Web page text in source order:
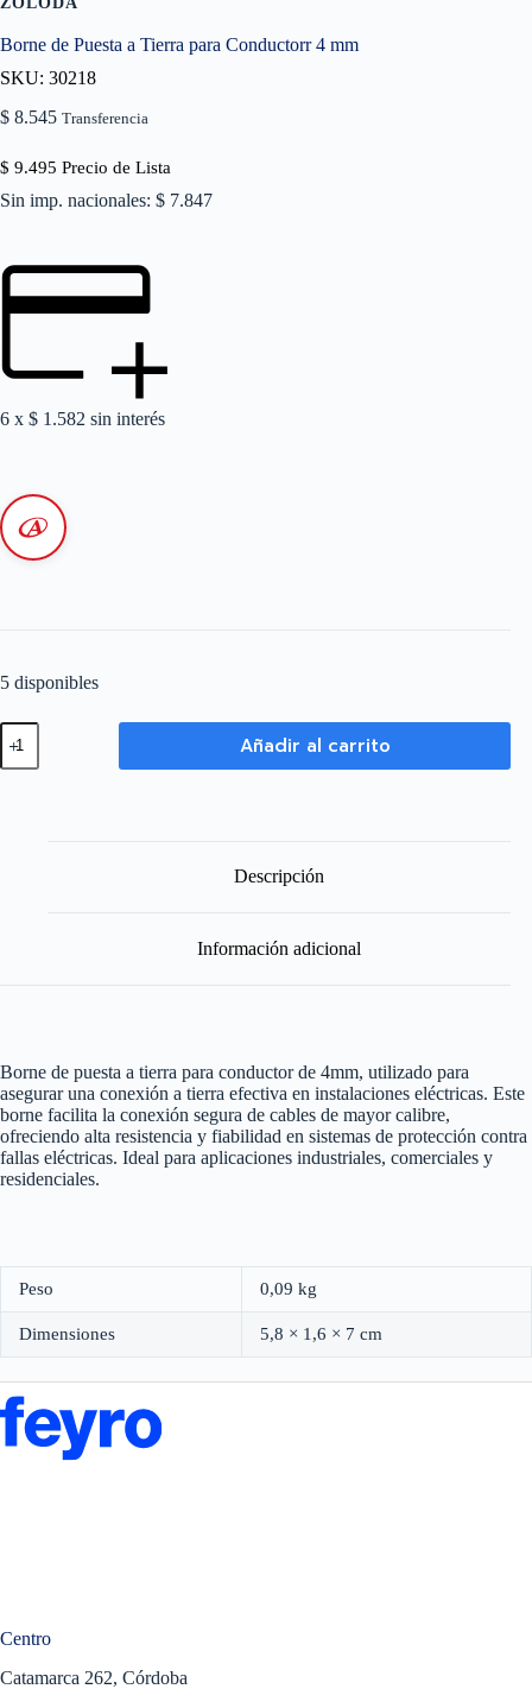
Borne de Puesta a Tierra para Conductorr 4 mm
SKU: 30218
$ 8.545 Transferencia
$ 9.495 Precio de Lista
Sin imp. nacionales: $ 7.847
6 x $ 1.582 sin interés
5 disponibles
Borne
de
Puesta
cantidad
Añadir al carrito
Descripción
Información adicional
Borne de puesta a tierra para conductor de 4mm, utilizado para
asegurar una conexión a tierra efectiva en instalaciones eléctricas. Este
borne facilita la conexión segura de cables de mayor calibre,
ofreciendo alta resistencia y fiabilidad en sistemas de protección contra
fallas eléctricas. Ideal para aplicaciones industriales, comerciales y
residenciales.
Peso 0,09 kg
Dimensiones 5,8 × 1,6 × 7 cm
Centro
Catamarca 262, Córdoba